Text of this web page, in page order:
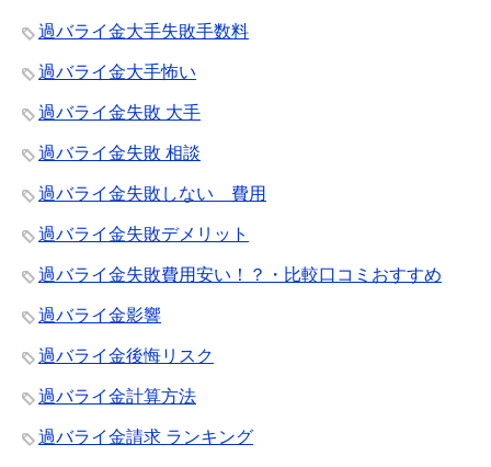
過バライ金大手失敗手数料
過バライ金大手怖い
過バライ金失敗 大手
過バライ金失敗 相談
過バライ金失敗しない 費用
過バライ金失敗デメリット
過バライ金失敗費用安い！？・比較口コミおすすめ
過バライ金影響
過バライ金後悔リスク
過バライ金計算方法
過バライ金請求 ランキング